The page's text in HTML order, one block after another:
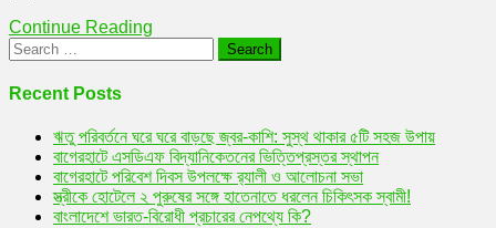
Continue Reading
Search
for:
Recent Posts
ঋতু পরিবর্তনে ঘরে ঘরে বাড়ছে জ্বর-কাশি: সুস্থ থাকার ৫টি সহজ উপায়
বাগেরহাটে এসডিএফ বিদ্যানিকেতনের ভিত্তিপ্রস্তর স্থাপন
বাগেরহাটে পরিবেশ দিবস উপলক্ষে র‌্যালী ও আলোচনা সভা
স্ত্রীকে হোটেলে ২ পুরুষের সঙ্গে হাতেনাতে ধরলেন চিকিৎসক স্বামী!
বাংলাদেশে ভারত-বিরোধী প্রচারের নেপথ্যে কি?